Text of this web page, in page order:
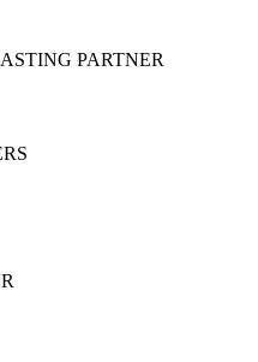
PARTNER